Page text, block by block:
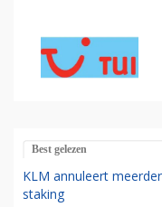
Best gelezen
KLM annuleert
staking